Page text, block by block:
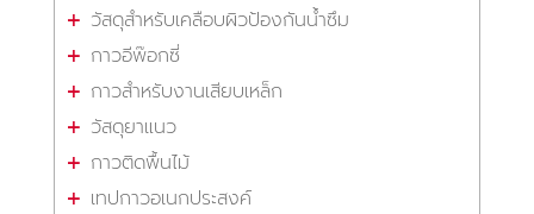
วัสดุสำหรับเคลือบผิวป้องกันน้ำซึม
กาวอีพ๊อกซี่
กาวสำหรับงานเสียบเหล็ก
วัสดุยาแนว
กาวติดพื้นไม้
เทปกาวอเนกประสงค์